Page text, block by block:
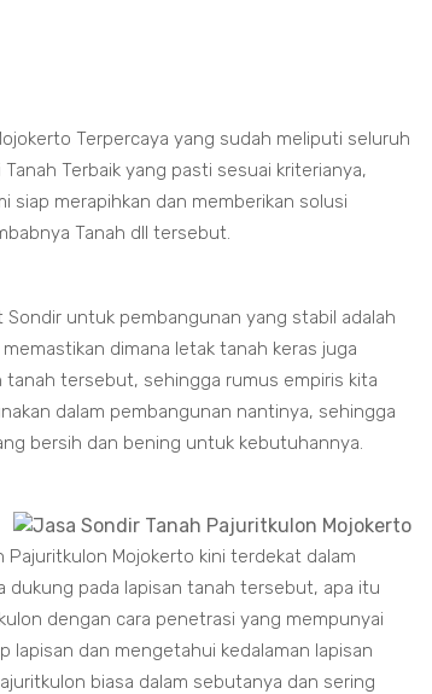
Terpercaya yang sudah meliputi seluruh
Terbaik yang pasti sesuai kriterianya,
siap merapihkan dan memberikan solusi
Tanah dll tersebut.
untuk pembangunan yang stabil adalah
dimana letak tanah keras juga
tersebut, sehingga rumus empiris kita
dalam pembangunan nantinya, sehingga
bersih dan bening untuk kebutuhannya.
Pajuritkulon Mojokerto kini terdekat dalam
pada lapisan tanah tersebut, apa itu
dengan cara penetrasi yang mempunyai
dan mengetahui kedalaman lapisan
biasa dalam sebutanya dan sering